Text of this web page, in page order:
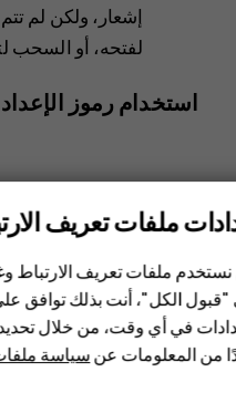
إشعار، ولكن لم
لفتحه، أو السحب
استخدام رموز
ملفات تعريف
ملفات تعريف الارتباط
الكل"، أنت بذلك توافق
في أي وقت، من خلال
من المعلومات عنسياسة